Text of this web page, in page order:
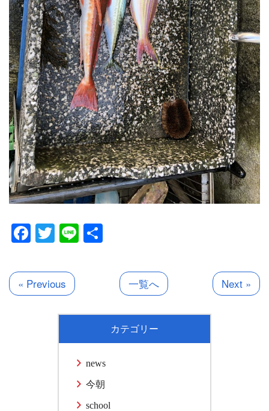
Facebook
Twitter
Line
« Previous 一覧へ Next »
カテゴリー
news
今朝
school